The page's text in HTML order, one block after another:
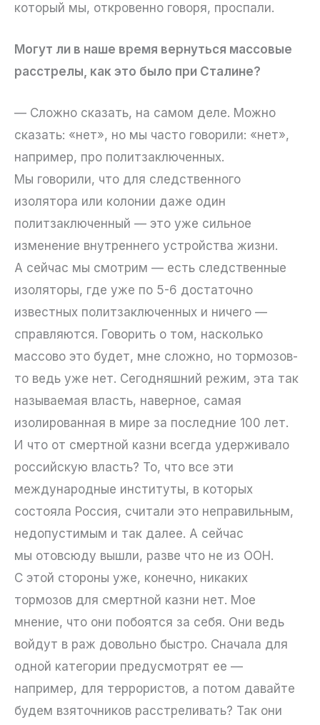
который мы, откровенно говоря, проспали.
Могут ли в наше время вернуться массовые
расстрелы, как это было при Сталине?
— Сложно сказать, на самом деле. Можно
сказать: «нет», но мы часто говорили: «нет»,
например, про политзаключенных.
Мы говорили, что для следственного
изолятора или колонии даже один
политзаключенный — это уже сильное
изменение внутреннего устройства жизни.
А сейчас мы смотрим — есть следственные
изоляторы, где уже по 5-6 достаточно
известных политзаключенных и ничего —
справляются. Говорить о том, насколько
массово это будет, мне сложно, но тормозов-
то ведь уже нет. Сегодняшний режим, эта так
называемая власть, наверное, самая
изолированная в мире за последние 100 лет.
И что от смертной казни всегда удерживало
российскую власть? То, что все эти
международные институты, в которых
состояла Россия, считали это неправильным,
недопустимым и так далее. А сейчас
мы отовсюду вышли, разве что не из ООН.
С этой стороны уже, конечно, никаких
тормозов для смертной казни нет. Мое
мнение, что они побоятся за себя. Они ведь
войдут в раж довольно быстро. Сначала для
одной категории предусмотрят ее —
например, для террористов, а потом давайте
будем взяточников расстреливать? Так они